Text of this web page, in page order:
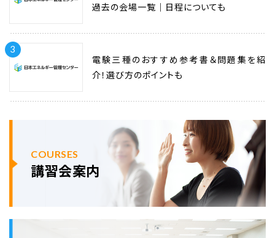
過去の会場一覧｜日程についても
3
電験三種のおすすめ参考書＆問題集を紹
介！選び方のポイントも
COURSES
講習会案内